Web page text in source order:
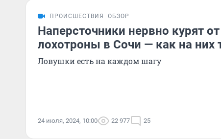
ПРОИСШЕСТВИЯ ОБЗОР
Наперсточники нервно курят
лохотроны в Сочи — как на них
Ловушки есть на каждом шагу
24 июля, 2024, 10:00 22 977 25